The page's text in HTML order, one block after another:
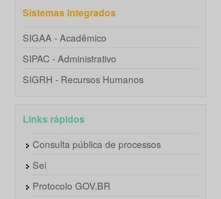
Sistemas integrados
SIGAA - Acadêmico
SIPAC - Administrativo
SIGRH - Recursos Humanos
Links rápidos
Consulta pública de processos
Sei
Protocolo GOV.BR